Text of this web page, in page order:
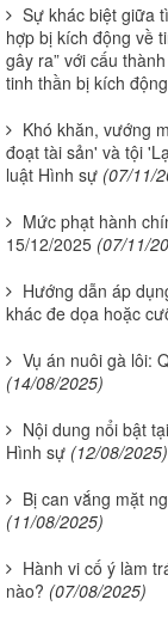
Sự khác biệt giữa
hợp bị kích động về
gây ra” với cấu
tinh thần bị kích
Khó khăn, vướng
đoạt tài sản' và tội
luật Hình sự (07/11/
Mức phạt hành
15/12/2025 (07/11/
Hướng dẫn áp
khác đe dọa hoặc
Vụ án nuôi gà lôi:
(14/08/2025)
Nội dung nổi bật
Hình sự (12/08/2025)
Bị can vắng mặt
(11/08/2025)
Hành vi cố ý làm
nào? (07/08/2025)